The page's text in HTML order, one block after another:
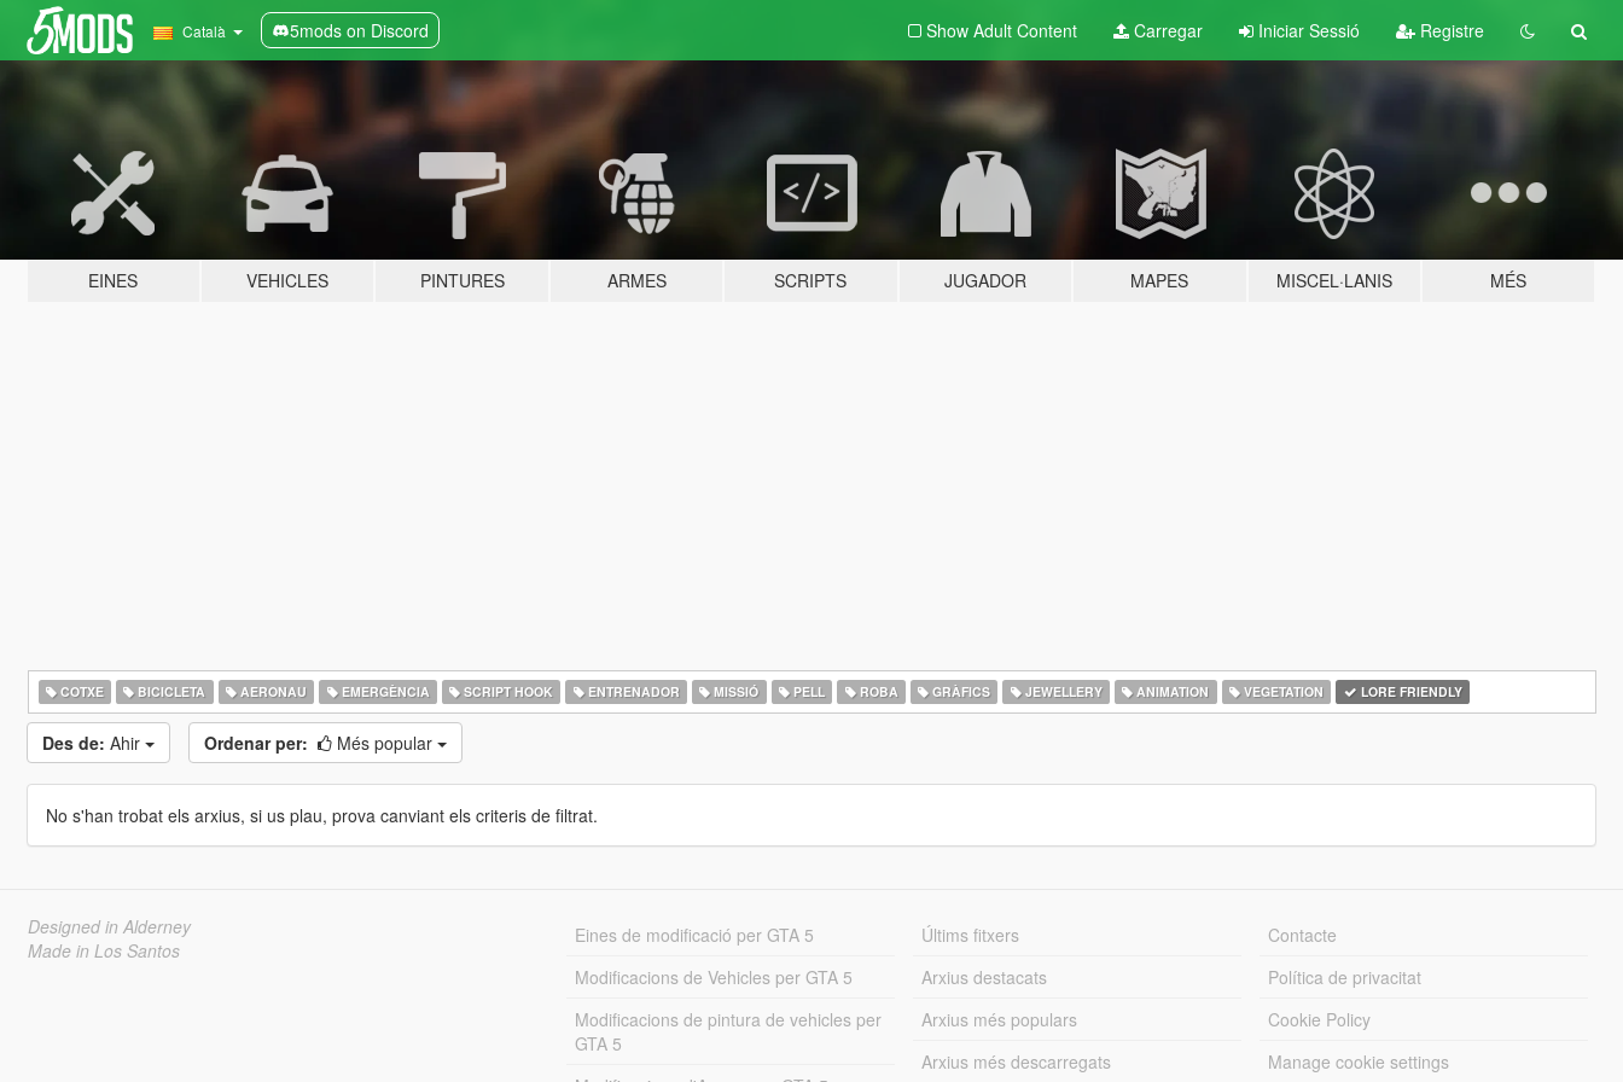
Català 5mods on Discord Show Adult Content Carregar Iniciar Sessió Registre
EINES VEHICLES PINTURES ARMES SCRIPTS JUGADOR MAPES MISCEL·LANIS MÉS
COTXE BICICLETA AERONAU EMERGÈNCIA SCRIPT HOOK ENTRENADOR MISSIÓ PELL ROBA GRÀFICS JEWELLERY ANIMATION VEGETATION LORE FRIENDLY
Des de: Ahir Ordenar per: Més popular
No s'han trobat els arxius, si us plau, prova canviant els criteris de filtrat.
Designed in Alderney
Made in Los Santos
Eines de modificació per GTA 5
Modificacions de Vehicles per GTA 5
Modificacions de pintura de vehicles per
GTA 5
Últims fitxers
Arxius destacats
Arxius més populars
Arxius més descarregats
Contacte
Política de privacitat
Cookie Policy
Manage cookie settings